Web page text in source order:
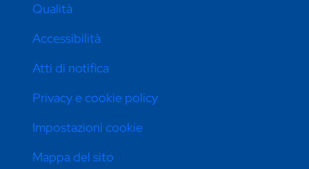
Qualità
Accessibilità
Atti di notifica
Privacy e cookie policy
Impostazioni cookie
Mappa del sito